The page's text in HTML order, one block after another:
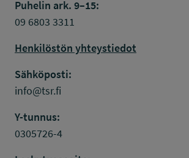
Puhelin ark. 9–15:
09 6803 3311
Henkilöstön yhteystiedot
Sähköposti:
info@tsr.fi
Y-tunnus:
0305726-4